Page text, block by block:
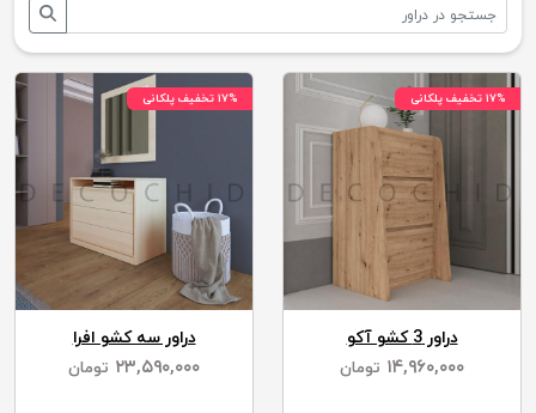
۱۷% تخفیف پلکانی
دراور 3 کشو آکو
۱۴,۹۶۰,۰۰۰ تومان
۱۷% تخفیف پلکانی
دراور سه کشو افرا
۲۳,۵۹۰,۰۰۰ تومان